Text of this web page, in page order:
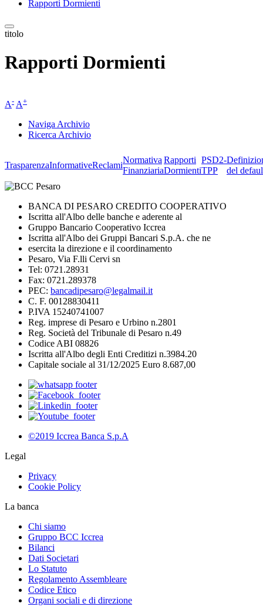
Rapporti Dormienti
titolo
Rapporti Dormienti
A- A+
Naviga Archivio
Ricerca Archivio
TrasparenzaInformativeReclami
Normativa
Finanziaria
Rapporti
Dormienti
PSD2-
TPP
del
BANCA DI PESARO CREDITO COOPERATIVO
Iscritta all'Albo delle banche e aderente al
Gruppo Bancario Cooperativo Iccrea
Iscritta all'Albo dei Gruppi Bancari S.p.A. che ne
esercita la direzione e il coordinamento
Pesaro, Via F.lli Cervi sn
Tel: 0721.28931
Fax: 0721.289378
PEC: bancadipesaro@legalmail.it
C. F. 00128830411
P.IVA 15240741007
Reg. imprese di Pesaro e Urbino n.2801
Reg. Società del Tribunale di Pesaro n.49
Codice ABI 08826
Iscritta all'Albo degli Enti Creditizi n.3984.20
Capitale sociale al 31/12/2025 Euro 8.687,00
©2019 Iccrea Banca S.p.A
Legal
Privacy
Cookie Policy
La banca
Chi siamo
Gruppo BCC Iccrea
Bilanci
Dati Societari
Lo Statuto
Regolamento Assembleare
Codice Etico
Organi sociali e di direzione